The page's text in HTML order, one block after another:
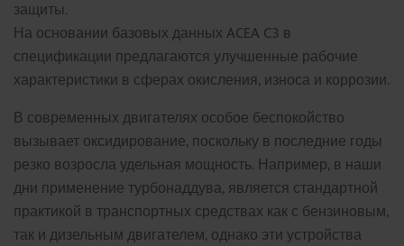
защиты.
На основании базовых данных ACEA C3 в
спецификации предлагаются улучшенные рабочие
характеристики в сферах окисления, износа и коррозии.
В современных двигателях особое беспокойство
вызывает оксидирование, поскольку в последние годы
резко возросла удельная мощность. Например, в наши
дни применение турбонаддува, является стандартной
практикой в транспортных средствах как с бензиновым,
так и дизельным двигателем, однако эти устройства